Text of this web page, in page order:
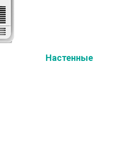
Настенные